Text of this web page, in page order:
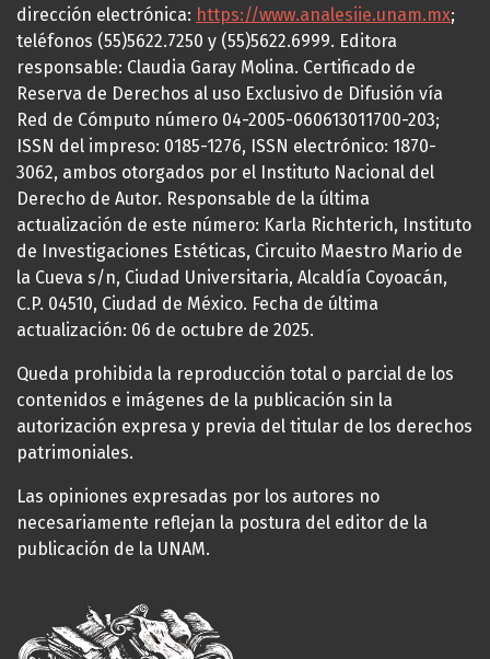
dirección electrónica: https://www.analesiie.unam.mx;
teléfonos (55)5622.7250 y (55)5622.6999. Editora
responsable: Claudia Garay Molina. Certificado de
Reserva de Derechos al uso Exclusivo de Difusión vía
Red de Cómputo número 04-2005-060613011700-203;
ISSN del impreso: 0185-1276, ISSN electrónico: 1870-
3062, ambos otorgados por el Instituto Nacional del
Derecho de Autor. Responsable de la última
actualización de este número: Karla Richterich, Instituto
de Investigaciones Estéticas, Circuito Maestro Mario de
la Cueva s/n, Ciudad Universitaria, Alcaldía Coyoacán,
C.P. 04510, Ciudad de México. Fecha de última
actualización: 06 de octubre de 2025.
Queda prohibida la reproducción total o parcial de los
contenidos e imágenes de la publicación sin la
autorización expresa y previa del titular de los derechos
patrimoniales.
Las opiniones expresadas por los autores no
necesariamente reflejan la postura del editor de la
publicación de la UNAM.